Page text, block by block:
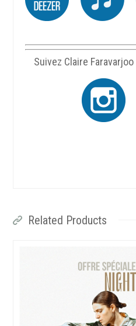
Suivez Claire
Related Products